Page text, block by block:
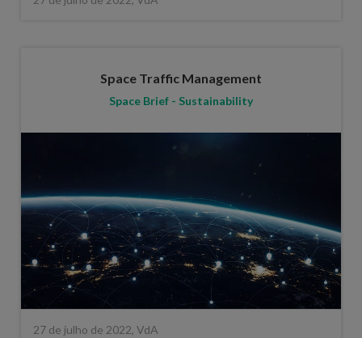
Space Traffic Management
Space Brief - Sustainability
27 de julho de 2022, VdA